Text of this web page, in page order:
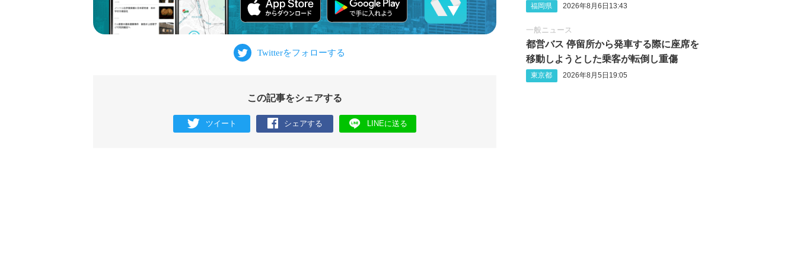
この記事をシェアする
ツイート シェアする LINEに送る
福岡県 2026年8月6日13:43
一般ニュース
都営バス 停留所から発車する際に座席を
移動しようとした乗客が転倒し重傷
東京都 2026年8月5日19:05